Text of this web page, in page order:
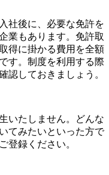
社後に、必要な免許を
業もあります。免許取
得に掛かる費用を全額
す。制度を利用する際
認しておきましょう。
いたしません。どんな
てみたいといった方で
登録ください。